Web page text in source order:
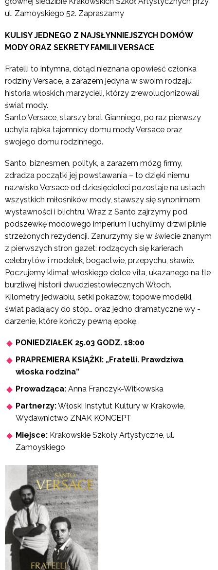
ul. Zamoyskiego 52. Zapraszamy
KULISY JEDNEGO Z NAJSŁYNNIEJSZYCH DOMÓW
MODY ORAZ SEKRETY FAMILII VERSACE
Fratelli to intymna, dotąd nieznana opowieść członka
rodziny Versace, a zarazem jedyna w swoim rodzaju
historia włoskich marzycieli, którzy zrewolucjonizowali
świat mody.
Santo Versace, starszy brat Gianniego, po raz pierwszy
uchyla rąbka tajemnicy domu mody Versace oraz
swojego domu rodzinnego.
Santo, biznesmen, polityk, a zarazem mózg firmy,
zdradza początki jej powstawania – to dzięki niemu
nazwisko Versace od dziesięcioleci pozostaje na ustach
wszystkich miłośników mody, stawszy się synonimem
wystawności i blichtru. Wraz z Santo zajrzymy pod
podszewkę modowego imperium i uchylimy drzwi pilnie
strzeżonych rezydencji. Zanurzymy się w świecie znanym
z pierwszych stron gazet: rodzących się karierach
celebrytów i modelek, bogactwie, przepychu, sławie.
Poczujemy klimat włoskiego dolce vita, ukazanego na tle
burzliwej historii dwudziestowiecznych Włoch.
Kilometry jedwabiu, setki pokazów, topowe modelki,
świat padający do stóp… oraz jedno dramatyczne wy ­
darzenie, które kończy pewną epokę.
PONIEDZIAŁEK 25.03 GODZ. 18:00
PRAPREMIERA KSIĄŻKI: „Fratelli. Prawdziwa
włoska rodzina”
Prowadząca: Anna Franczyk-Witkowska
Partnerzy:Włoski Instytut Kultury w Krakowie,
Wydawnictwo ZNAK KONCEPT
Miejsce: Krakowskie Szkoły Artystyczne, ul.
Zamoyskiego